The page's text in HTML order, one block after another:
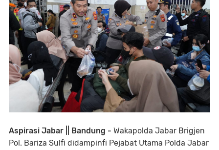
Aspirasi Jabar || Bandung - Wakapolda Jabar Brigjen
Pol. Bariza Sulfi didampinfi Pejabat Utama Polda Jabar